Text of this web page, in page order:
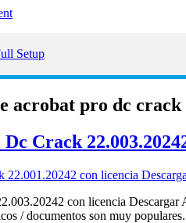
Setup
acrobat pro dc crack
Crack
con licencia Descargar
/ documentos son muy